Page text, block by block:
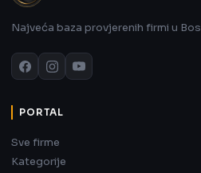
Najveća baza provjerenih firmi u
PORTAL
Sve firme
Kategorije